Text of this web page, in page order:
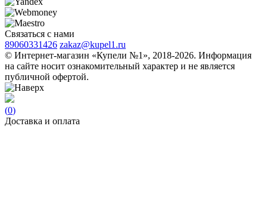
Связаться с нами
89060331426 zakaz@kupel1.ru
© Интернет-магазин «Купели №1», 2018-2026. Информация
на сайте носит ознакомительный характер и не является
публичной офертой.
(0)
Доставка и оплата